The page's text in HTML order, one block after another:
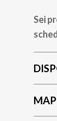
Sei